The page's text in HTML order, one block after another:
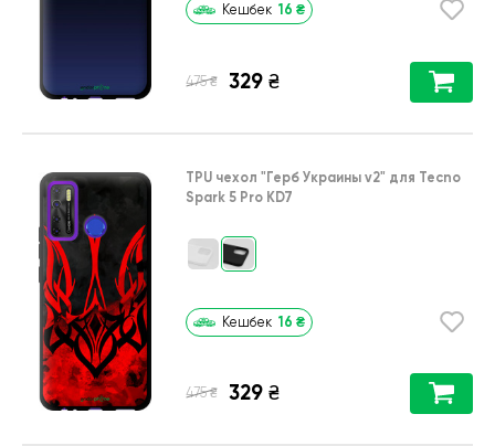
Кешбек 16 ₴
475 ₴ 329 ₴
TPU чехол "Герб Украины v2" для Tecno
Spark 5 Pro KD7
Кешбек 16 ₴
475 ₴ 329 ₴